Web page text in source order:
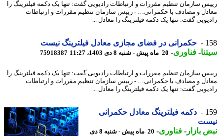
سازمان تنظیم مقررات و ارتباطات رادیویی گفت: تنها یک دکمه فیلترینگ را
و مصادف با حکمرانی… - رییس سازمان تنظیم مقررات و ارتباطات
گفت: تنها یک دکمه فیلترینگ را معادل ...
حکمرانی در فضای مجازی معادل فیلترینگ نیست
-فناوری- 20 ماه پیش - شنبه 8 دی 1403، 11:27 75918387
سازمان تنظیم مقررات و ارتباطات رادیویی گفت: تنها یک دکمه فیلترینگ را
و مصادف با حکمرانی… - رییس سازمان تنظیم مقررات و ارتباطات
گفت: تنها یک دکمه فیلترینگ را معادل ...
دکمه فیلترینگ معادل حکمرانی
بازار- فناوری-
20 ماه پیش - شنبه 8 دی